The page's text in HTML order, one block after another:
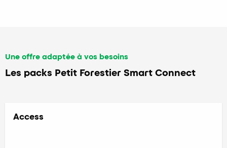
Une offre adaptée à vos besoins
Les packs Petit Forestier Smart Connect
Access